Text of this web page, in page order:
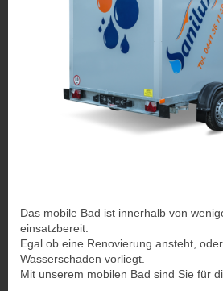
Das mobile Bad ist innerhalb von
einsatzbereit.
Egal ob eine Renovierung ansteht,
Wasserschaden vorliegt.
Mit unserem mobilen Bad sind Sie für